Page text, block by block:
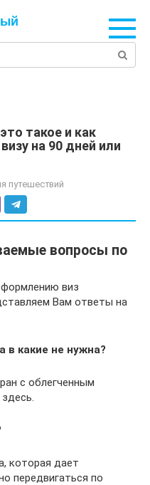
такое и как
на 90 дней или
путешествий
вопросы по
виз
Вам ответы на
в какие не нужна?
с облегченным
которая дает
передвигаться по